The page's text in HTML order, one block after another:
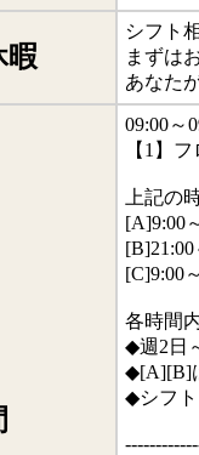
暇
シフト
まずは
あなた
09:00～
【1】
上記の
各時間
◆週2日
◆[A][B]
◆シフ